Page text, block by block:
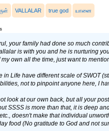
VALLALAR true god யானை
your family had done so much
is with you and he is nurturing
my own all the time, just want to
in Life have different scale of SWOT
not to pinpoint anyone here, I
look at our own back, but all your
SSSS is more than that, it is deep
doesn't make that individual
food (No gratitude to God and not